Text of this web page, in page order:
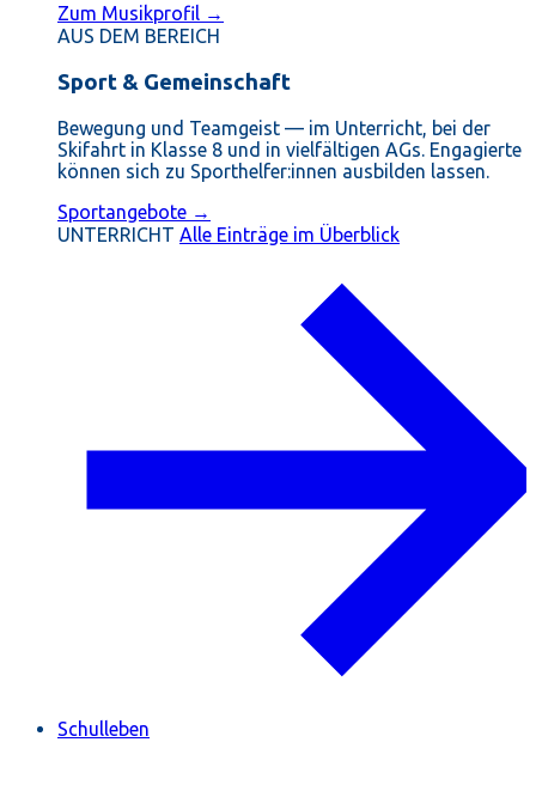
Zum Musikprofil →
AUS DEM BEREICH
Sport & Gemeinschaft
Bewegung und Teamgeist — im Unterricht, bei der
Skifahrt in Klasse 8 und in vielfältigen AGs. Engagierte
können sich zu Sporthelfer:innen ausbilden lassen.
Sportangebote →
UNTERRICHT Alle Einträge im Überblick
Schulleben